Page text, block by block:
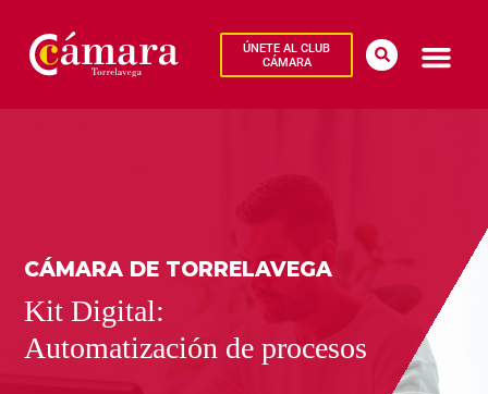
ÚNETE AL CLUB
CÁMARA
CÁMARA DE TORRELAVEGA
Kit Digital:
Automatización de procesos